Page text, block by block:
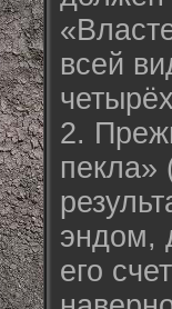
всей
2.
пекла»
эндом,
его